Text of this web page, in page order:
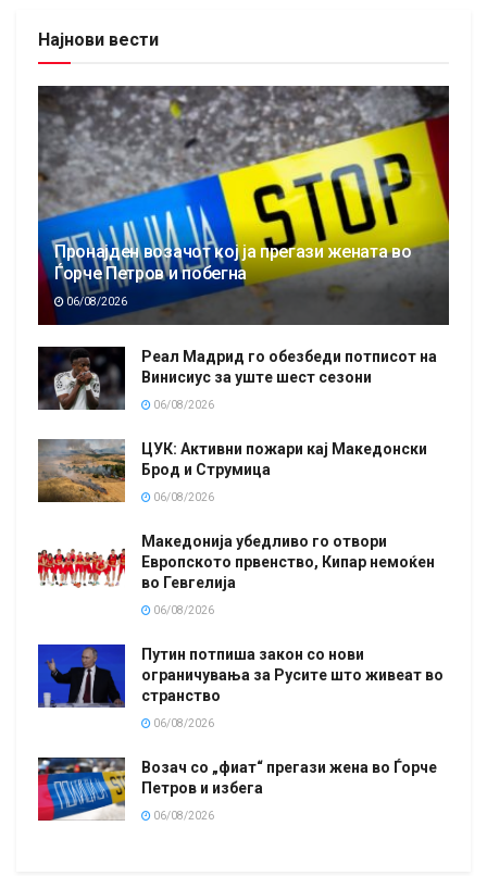
Најнови вести
Пронајден возачот кој ја прегази жената во
Ѓорче Петров и побегна
06/08/2026
Реал Мадрид го обезбеди потписот на
Винисиус за уште шест сезони
06/08/2026
ЦУК: Активни пожари кај Македонски
Брод и Струмица
06/08/2026
Македонија убедливо го отвори
Европското првенство, Кипар немоќен
во Гевгелија
06/08/2026
Путин потпиша закон со нови
ограничувања за Русите што живеат во
странство
06/08/2026
Возач со „фиат“ прегази жена во Ѓорче
Петров и избега
06/08/2026